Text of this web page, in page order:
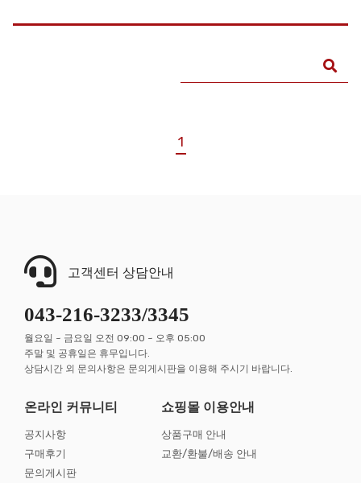
1
고객센터 상담안내
043-216-3233/3345
월요일 ~ 금요일 오전 09:00 ~ 오후 05:00
주말 및 공휴일은 휴무입니다.
상담시간 외 문의사항은 문의게시판을 이용해 주시기 바랍니다.
온라인 커뮤니티
공지사항
구매후기
문의게시판
쇼핑몰 이용안내
상품구매 안내
교환/환불/배송 안내